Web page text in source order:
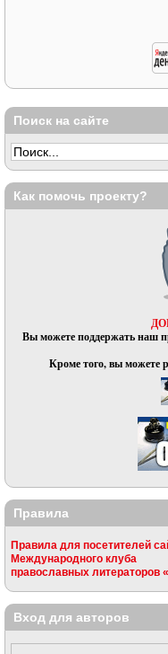
Поиск на сайте
Как помочь проекту?
Вы можете поддержать наш
Кроме того, вы можете
Правила
Правила для посетителей
Международного клуба
православных литераторов
Вход для авторов